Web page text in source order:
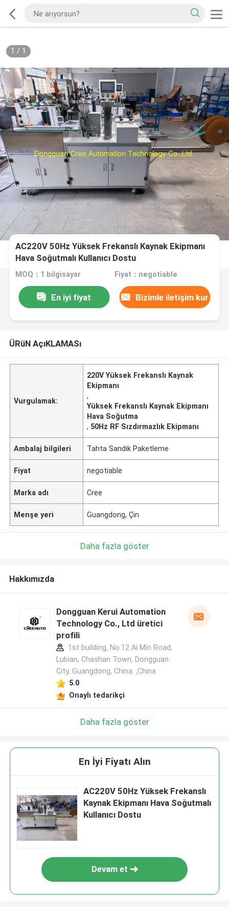
1 / 1
AC220V 50Hz Yüksek Frekanslı Kaynak Ekipmanı
Hava Soğutmalı Kullanıcı Dostu
MOQ：1 bilgisayar Fiyat：negotiable
En iyi fiyat Bizimle iletişim kur
ÜRüN AçıKLAMASı
Vurgulamak:
220V Yüksek Frekanslı Kaynak
Ekipmanı
,
Yüksek Frekanslı Kaynak Ekipmanı
Hava Soğutma
, 50Hz RF Sızdırmazlık Ekipmanı
Ambalaj bilgileri Tahta Sandık Paketleme
Fiyat negotiable
Marka adı Cree
Menşe yeri Guangdong, Çin
Daha fazla göster
Hakkımızda
Dongguan Kerui Automation
Technology Co., Ltd üretici
profili
1st building, No.12 Ai Min Road,
Lubian, Chashan Town, Dongguan
City, Guangdong, China. ,China
5.0
Onaylı tedarikçi
Daha fazla göster
En İyi Fiyatı Alın
AC220V 50Hz Yüksek Frekanslı
Kaynak Ekipmanı Hava Soğutmalı
Kullanıcı Dostu
Devam et